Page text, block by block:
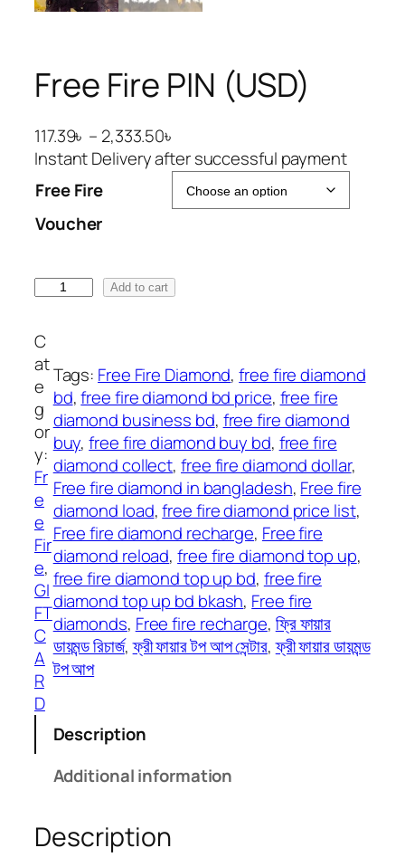
Free Fire PIN (USD)
117.39৳ – 2,333.50৳
r
c
n
1
1
7
.
3
9
৳
t
h
r
o
u
3
Instant Delivery after successful payment
Free Fire
Voucher
e
e
F
i
r
e
P
I
N
(
U
S
D
)
q
u
a
n
Add to cart
C
at
e
g
or
y:
Fr
e
e
Fir
e
GI
FT
C
A
R
D
Tags: Free Fire Diamond, free fire diamond
bd, free fire diamond bd price, free fire
diamond business bd, free fire diamond
buy, free fire diamond buy bd, free fire
diamond collect, free fire diamond dollar
Free fire diamond in bangladesh, Free fire
diamond load, free fire diamond price list
Free fire diamond recharge, Free fire
diamond reload, free fire diamond top up
free fire diamond top up bd, free fire
diamond top up bd bkash, Free fire
diamonds, Free fire recharge, ফ্রি ফায়ার
ডায়মন্ড রিচার্জ, ফ্রী ফায়ার টপ আপ সেন্টার, ফ্রী ফায়ার ডায়মন্ড
টপ আপ
Description
Additional information
Description